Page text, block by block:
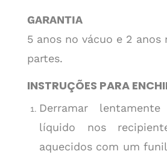
GARANTIA
5 anos no vácuo e 2 anos
partes.
INSTRUÇÕES PARA
Derramar
líquido nos
aquecidos com um